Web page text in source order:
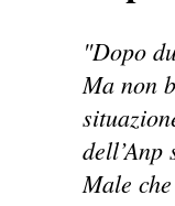
"Dopo
Ma non
dell’Anp
Male